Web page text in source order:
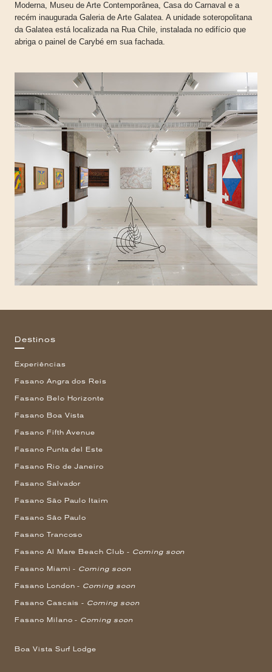
Moderna, Museu de Arte Contemporânea, Casa do Carnaval e a
recém inaugurada Galeria de Arte Galatea. A unidade soteropolitana
da Galatea está localizada na Rua Chile, instalada no edifício que
abriga o painel de Carybé em sua fachada.
Destinos
Experiências
Fasano Angra dos Reis
Fasano Belo Horizonte
Fasano Boa Vista
Fasano Fifth Avenue
Fasano Punta del Este
Fasano Rio de Janeiro
Fasano Salvador
Fasano São Paulo Itaim
Fasano São Paulo
Fasano Trancoso
Fasano Al Mare Beach Club - Coming soon
Fasano Miami - Coming soon
Fasano London - Coming soon
Fasano Cascais - Coming soon
Fasano Milano - Coming soon
Boa Vista Surf Lodge